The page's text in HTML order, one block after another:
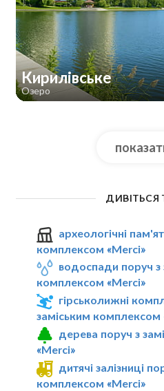
Кирилівське
Озеро
археологічні
комплексом «Merci»
водоспади поруч з
комплексом «Merci»
гірськолижні
заміським комплексом
дерева поруч з
«Merci»
дитячі залізниці
комплексом «Merci»